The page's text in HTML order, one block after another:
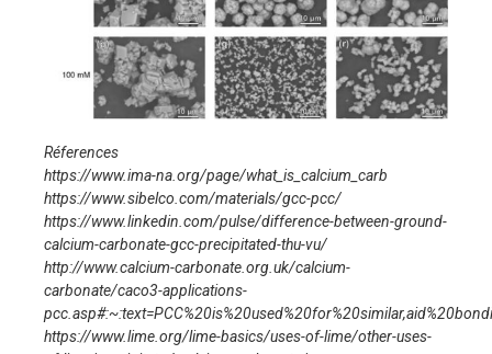
Réferences
https://www.ima-na.org/page/what_is_calcium_carb
https://www.sibelco.com/materials/gcc-pcc/
https://www.linkedin.com/pulse/difference-between-ground-
calcium-carbonate-gcc-precipitated-thu-vu/
http://www.calcium-carbonate.org.uk/calcium-
carbonate/caco3-applications-
https://www.lime.org/lime-basics/uses-of-lime/other-uses-